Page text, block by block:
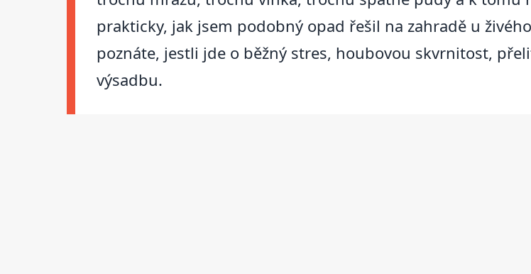
prakticky, jak jsem podobný opad řešil na zahradě u
poznáte, jestli jde o běžný stres, houbovou skvrnitost,
výsadbu.